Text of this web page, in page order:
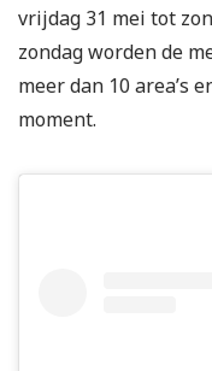
vrijdag 31 mei tot
zondag worden de
meer dan 10 area’s
moment.